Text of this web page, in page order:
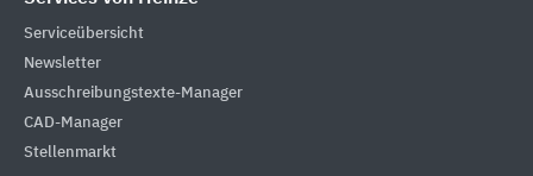
Serviceübersicht
Newsletter
Ausschreibungstexte-Manager
CAD-Manager
Stellenmarkt